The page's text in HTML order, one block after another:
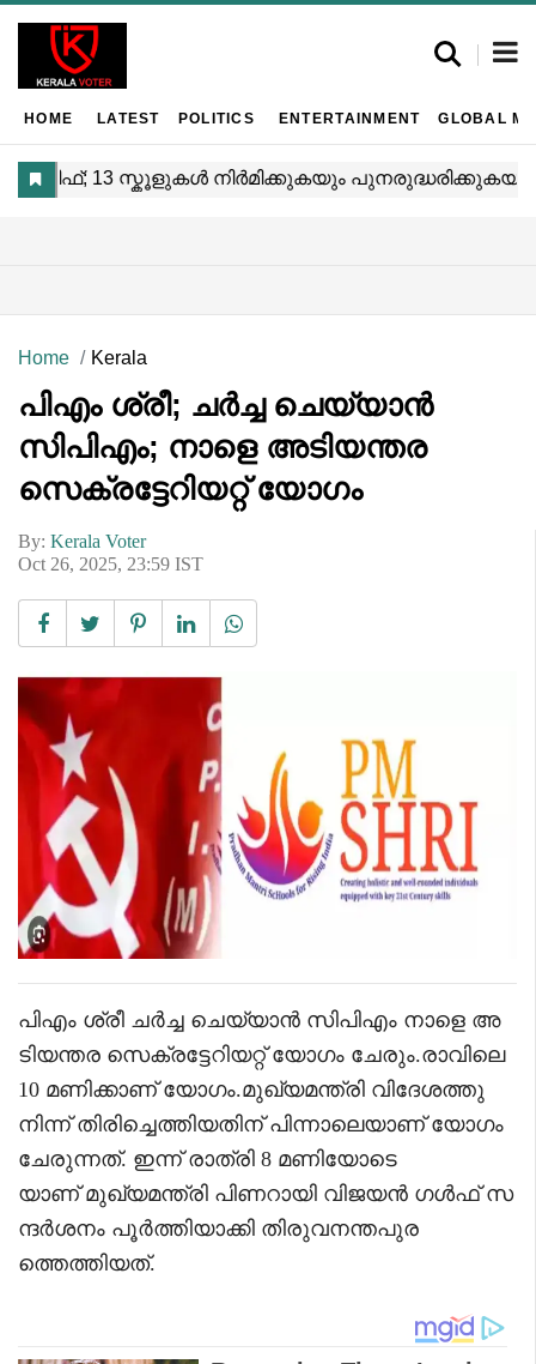
HOME LATEST POLITICS ENTERTAINMENT GLOBAL
Home Kerala
പിഎം ശ്രീ; ചർച്ച ചെയ്യാൻ
സിപിഎം; നാളെ അടിയന്തര
സെക്രട്ടേറിയറ്റ് യോഗം
By: Kerala Voter
Oct 26, 2025, 23:59 IST
പിഎം ശ്രീ ചർച്ച ചെയ്യാൻ സിപിഎം നാളെ അ
ടിയന്തര സെക്രട്ടേറിയറ്റ് യോഗം ചേരും.രാവിലെ
10 മണിക്കാണ് യോഗം.മുഖ്യമന്ത്രി വിദേശത്തു
നിന്ന് തിരിച്ചെത്തിയതിന് പിന്നാലെയാണ് യോഗം
ചേരുന്നത്. ഇന്ന് രാത്രി 8 മണിയോടെ
യാണ് മുഖ്യമന്ത്രി പിണറായി വിജയൻ ഗൾഫ് സ
ന്ദർശനം പൂർത്തിയാക്കി തിരുവനന്തപുര
ത്തെത്തിയത്.